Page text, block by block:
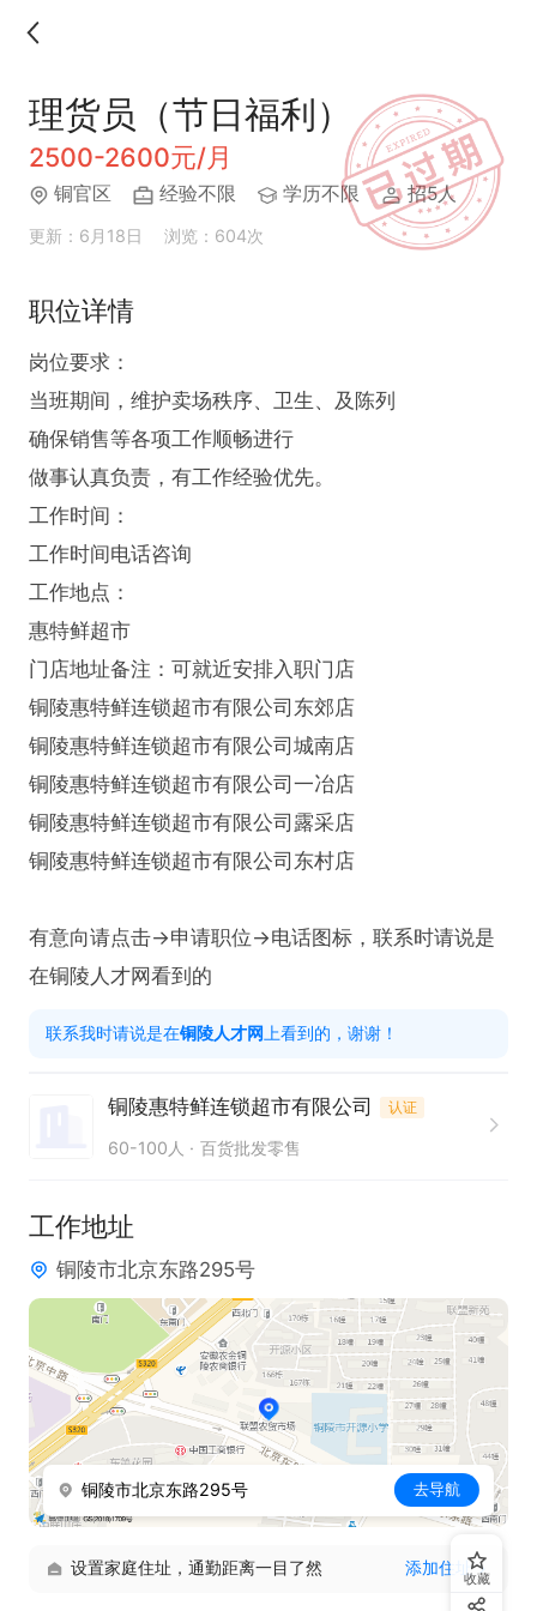
理货员（节日福利）
2500-2600元/月
铜官区 经验不限 学历不限 招5人
更新：6月18日 浏览：604次
职位详情
岗位要求：
当班期间，维护卖场秩序、卫生、及陈列
确保销售等各项工作顺畅进行
做事认真负责，有工作经验优先。
工作时间：
工作时间电话咨询
工作地点：
惠特鲜超市
门店地址备注：可就近安排入职门店
铜陵惠特鲜连锁超市有限公司东郊店
铜陵惠特鲜连锁超市有限公司城南店
铜陵惠特鲜连锁超市有限公司一冶店
铜陵惠特鲜连锁超市有限公司露采店
铜陵惠特鲜连锁超市有限公司东村店
有意向请点击→申请职位→电话图标，联系时请说是
在铜陵人才网看到的
联系我时请说是在铜陵人才网 上看到的，谢谢！
铜陵惠特鲜连锁超市有限公司 认证
60-100人 百货批发零售
工作地址
铜陵市北京东路295号
铜陵市北京东路295号 去导航
设置家庭住址，通勤距离一目了然 添加住址
收藏